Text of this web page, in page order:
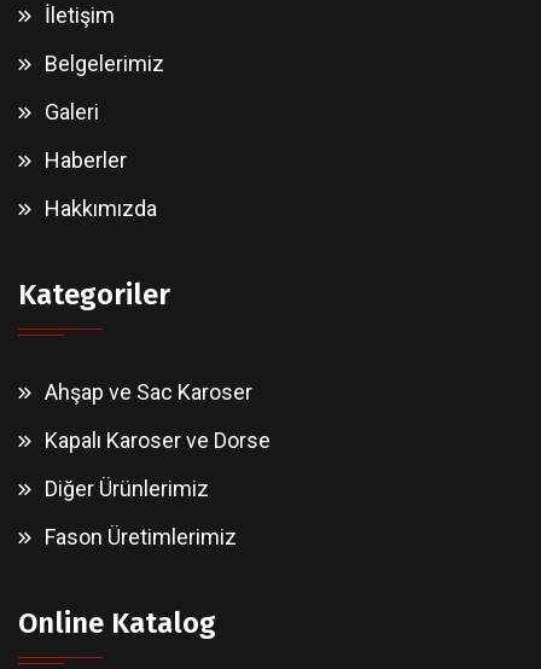
İletişim
Belgelerimiz
Galeri
Haberler
Hakkımızda
Kategoriler
Ahşap ve Sac Karoser
Kapalı Karoser ve Dorse
Diğer Ürünlerimiz
Fason Üretimlerimiz
Online Katalog